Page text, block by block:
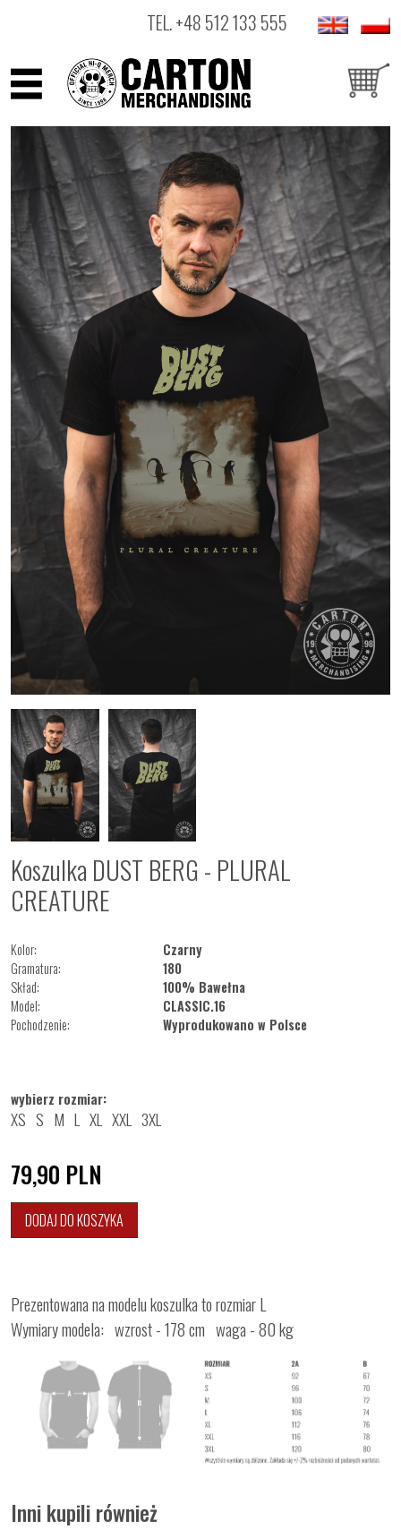
TEL.+48 512 133 555
ARTYŚCI
PRODUKTY
OUTLET
Koszulka DUST BERG - PLURAL
CREATURE
Kolor:
Czarny
Gramatura:
180
Skład:
100% Bawełna
Model:
CLASSIC.16
Pochodzenie:
Wyprodukowano w Polsce
wybierz rozmiar:
XS S M L XL XXL 3XL
79,90 PLN
DODAJ DO KOSZYKA
Prezentowana na modelu koszulka to rozmiar L
Wymiary modela: wzrost - 178 cm waga - 80 kg
Inni kupili również